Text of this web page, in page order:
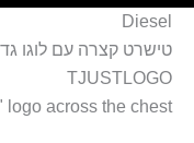
Diesel
טישרט קצרה עם לוגו
TJUSTLOGO
across the chest.